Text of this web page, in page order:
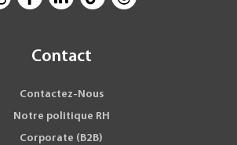
Contact
Contactez-Nous
Notre politique RH
Corporate (B2B)